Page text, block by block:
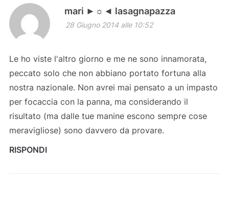
mari ►☼◄ lasagnapazza
28 Giugno 2014 alle 10:52
Le ho viste l'altro giorno e me ne sono innamorata,
peccato solo che non abbiano portato fortuna alla
nostra nazionale. Non avrei mai pensato a un impasto
per focaccia con la panna, ma considerando il
risultato (ma dalle tue manine escono sempre cose
meravigliose) sono davvero da provare.
RISPONDI